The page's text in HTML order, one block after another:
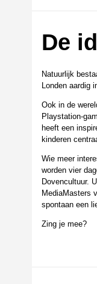
De
Natuurlijk
Londen aardig
Ook in de
Playstation-
heeft een
kinderen
Wie meer
worden vier
Dovencultuur.
MediaMasters
spontaan een
Zing je mee?